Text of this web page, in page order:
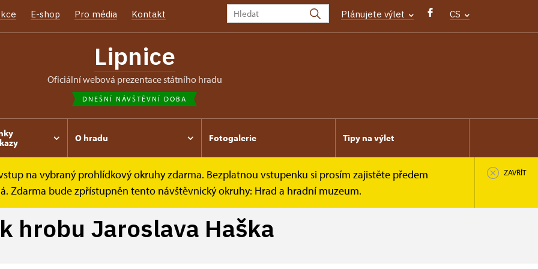
E-shop Pro média Kontakt Plánujete výlet CS
Lipnice
oficiální webová prezentace státního hradu
DNEŠNÍ NÁVŠTĚVNÍ DOBA
O hradu Fotogalerie Tipy na výlet
na vybraný prohlídkový okruhy zdarma. Bezplatnou vstupenku si prosím zajistěte předem
Zdarma bude zpřístupněn tento návštěvnický okruhy: Hrad a hradní muzeum.
ZAVŘÍT
hrobu Jaroslava...
hrobu Jaroslava Haška